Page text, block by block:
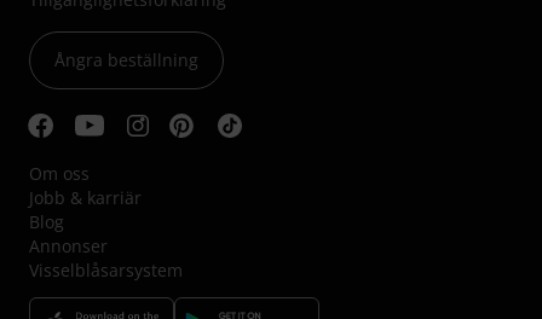
Ångra beställning
Om oss
Jobb & karriär
Blog
Annonser
Visselblåsarsystem